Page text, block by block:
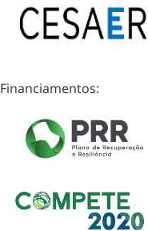
Financiamentos: